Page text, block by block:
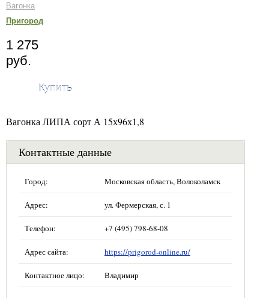
Вагонка
Пригород
1 275
руб.
Купить
Вагонка ЛИПА сорт А 15х96х1,8
Контактные данные
Город: Московская область, Волоколамск
Адрес: ул. Фермерская, с. 1
Телефон: +7 (495) 798-68-08
Адрес сайта: https://prigorod-online.ru/
Контактное лицо: Владимир